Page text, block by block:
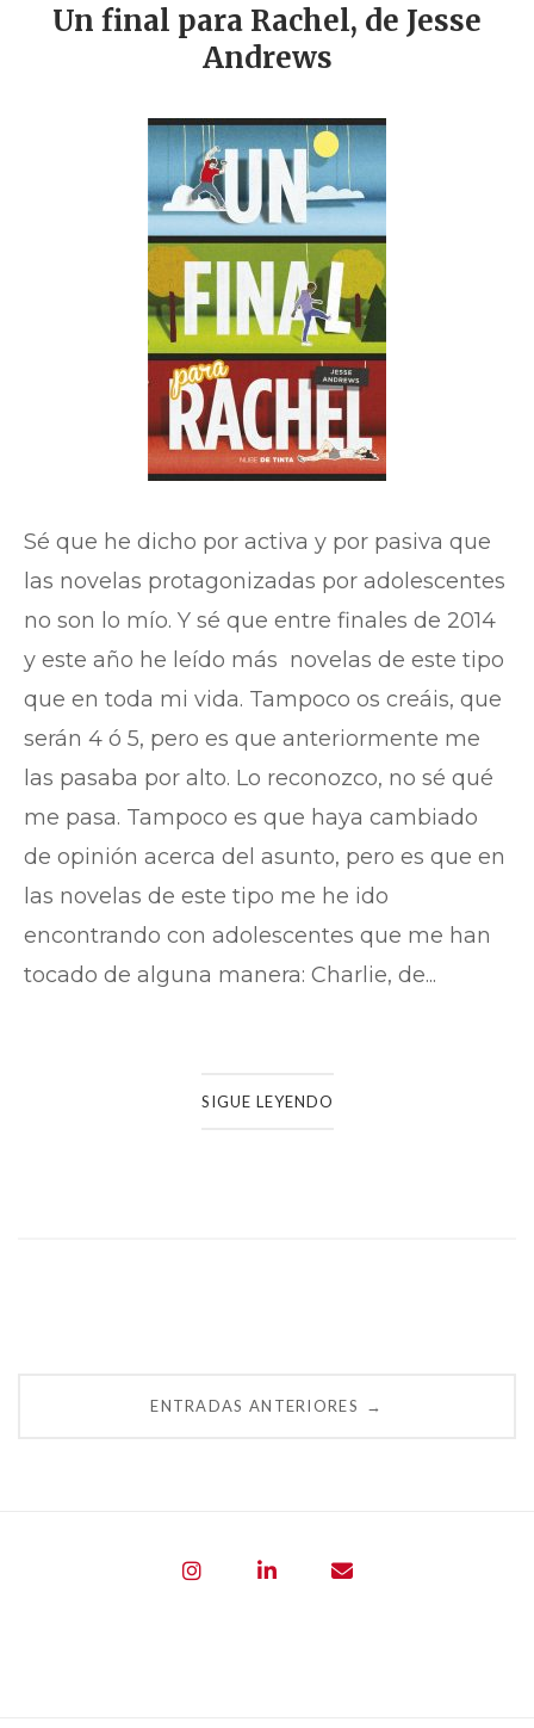
Un final para Rachel, de Jesse
Andrews
Sé que he dicho por activa y por pasiva que
las novelas protagonizadas por adolescentes
no son lo mío. Y sé que entre finales de 2014
y este año he leído más novelas de este tipo
que en toda mi vida. Tampoco os creáis, que
serán 4 ó 5, pero es que anteriormente me
las pasaba por alto. Lo reconozco, no sé qué
me pasa. Tampoco es que haya cambiado
de opinión acerca del asunto, pero es que en
las novelas de este tipo me he ido
encontrando con adolescentes que me han
tocado de alguna manera: Charlie, de...
SIGUE LEYENDO
ENTRADAS ANTERIORES →